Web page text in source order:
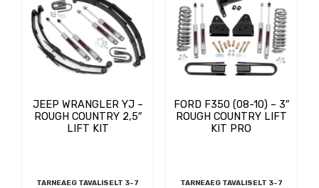
JEEP WRANGLER YJ –
ROUGH COUNTRY 2,5″
LIFT KIT
TARNEAEG TAVALISELT 3-7
FORD F350 (08-10) – 3″
ROUGH COUNTRY LIFT
KIT PRO
TARNEAEG TAVALISELT 3-7